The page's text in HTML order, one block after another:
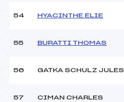
54 HYACINTHE ELIE
55 BURATTI THOMAS
56 GATKA SCHULZ JULES
57 CIMAN CHARLES